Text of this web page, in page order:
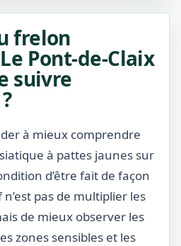
frelon
Pont-de-Claix
suivre
à mieux comprendre
à pattes jaunes sur
d’être fait de façon
n’est pas de multiplier les
de mieux observer les
zones sensibles et les